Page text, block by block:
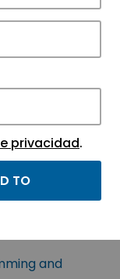
drive
and
privacidad.